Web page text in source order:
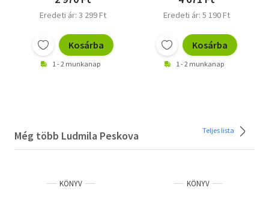
Eredeti ár: 3 299 Ft
Kosárba
1 - 2 munkanap
Eredeti ár: 5 190 Ft
Kosárba
1 - 2 munkanap
Még több Ludmila Peskova Teljes lista
KÖNYV KÖNYV